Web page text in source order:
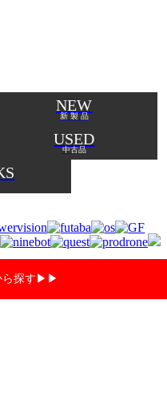
NEW
新 製 品
USED
中古品
ら探す▶︎▶︎